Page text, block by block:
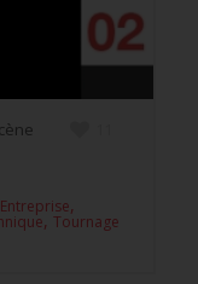
Entreprise,
, Tournage